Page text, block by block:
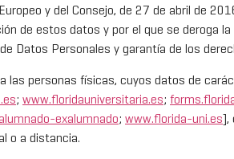
y del Consejo, de 27 de abril de
de estos datos y por el que se deroga
Datos Personales y garantía de los
las personas físicas, cuyos datos de
; www.floridauniversitaria.es;
exalumnado; www.florida-uni.es],
o a distancia.